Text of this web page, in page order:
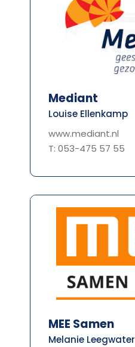
Mediant
Louise Ellenkamp
www.mediant.nl
T: 053-475 57 55
MEE Samen
Melanie Leegwater